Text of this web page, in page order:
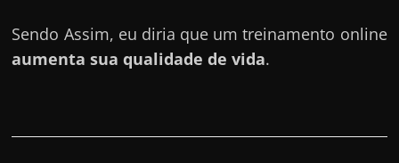
Sendo Assim, eu diria que um treinamento online
aumenta sua qualidade de vida.